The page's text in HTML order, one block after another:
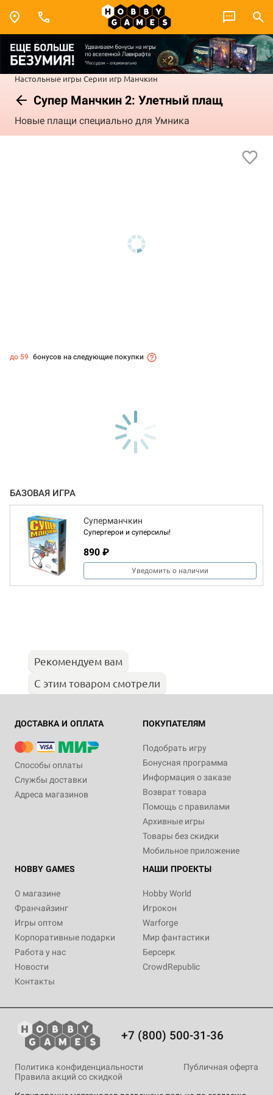
Настольные игры Серии игр Манчкин
Супер Манчкин 2: Улетный плащ
Новые плащи специально для Умника
до 59 бонусов на следующие покупки
БАЗОВАЯ ИГРА
Суперманчкин
Супергерои и суперсилы!
890 ₽
Уведомить о наличии
Рекомендуем вам
С этим товаром смотрели
ДОСТАВКА И ОПЛАТА
Способы оплаты
Службы доставки
Адреса магазинов
ПОКУПАТЕЛЯМ
Подобрать игру
Бонусная программа
Информация о заказе
Возврат товара
Помощь с правилами
Архивные игры
Товары без скидки
Мобильное приложение
HOBBY GAMES
О магазине
Франчайзинг
Игры оптом
Корпоративные подарки
Работа у нас
Новости
Контакты
НАШИ ПРОЕКТЫ
Hobby World
Игрокон
Warforge
Мир фантастики
Берсерк
CrowdRepublic
+7 (800) 500-31-36
Политика конфиденциальности
Публичная оферта
Правила акций со скидкой